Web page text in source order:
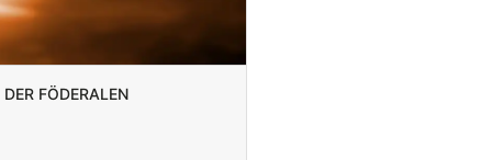
der Föderalen